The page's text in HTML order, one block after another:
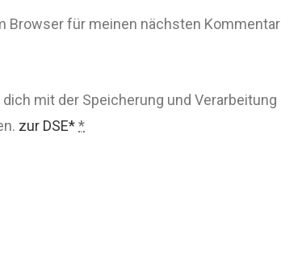
Browser für meinen nächsten Kommentar
mit der Speicherung und Verarbeitung
zur DSE**